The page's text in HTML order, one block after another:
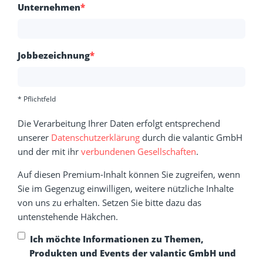
Unternehmen*
Jobbezeichnung*
* Pflichtfeld
Die Verarbeitung Ihrer Daten erfolgt entsprechend
unserer Datenschutzerklärung durch die valantic GmbH
und der mit ihr verbundenen Gesellschaften.
Auf diesen Premium-Inhalt können Sie zugreifen, wenn
Sie im Gegenzug einwilligen, weitere nützliche Inhalte
von uns zu erhalten. Setzen Sie bitte dazu das
untenstehende Häkchen.
Ich möchte Informationen zu Themen,
Produkten und Events der valantic GmbH und